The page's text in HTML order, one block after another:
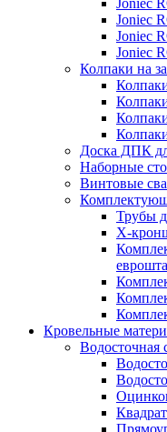
Joniec
Joniec
Joniec
Joniec
Колпаки на
Доска ДПК
Наборные
Винтовые
Трубы
Х-
Кровельные
Водосточная